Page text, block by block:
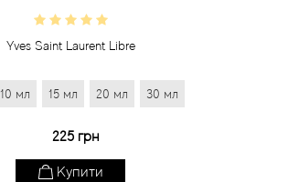
Yves Saint Laurent Libre
10 мл 15 мл 20 мл 30 мл
225 грн
Купити